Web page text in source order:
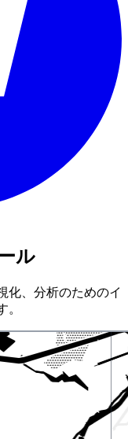
ル
化、分析のためのイ
。